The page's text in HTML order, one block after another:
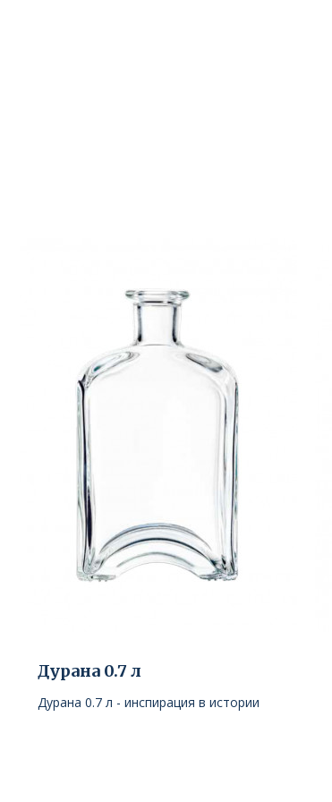
Дурана 0.7 л
Дурана 0.7 л - инспирация в истoрии